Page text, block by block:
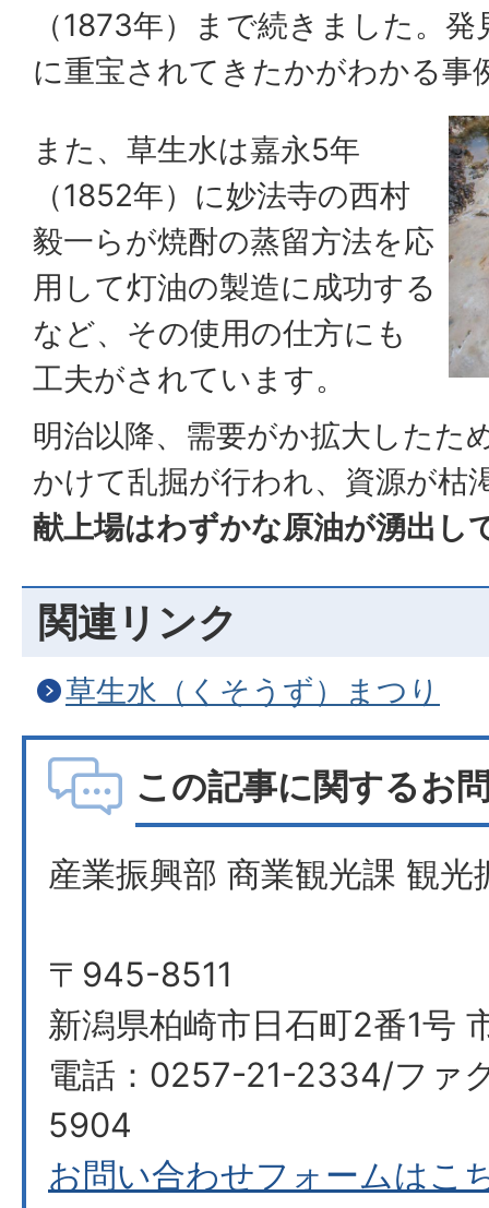
（1873年）まで続きました。
に重宝されてきたかがわかる
また、草生水は嘉永5年
（1852年）に妙法寺の西村
毅一らが焼酎の蒸留方法を応
用して灯油の製造に成功する
など、その使用の仕方にも
工夫がされています。
明治以降、需要がか拡大したた
かけて乱掘が行われ、資源が枯
献上場はわずかな原油が湧出し
関連リンク
草生水（くそうず）まつり
この記事に関するお
産業振興部 商業観光課 観光
〒945-8511
新潟県柏崎市日石町2番1号
電話：0257-21-2334/ファ
5904
お問い合わせフォームはこ